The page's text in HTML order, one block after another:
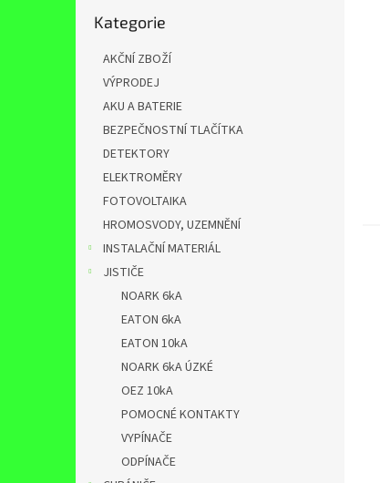
kategorie
Kategorie
AKČNÍ ZBOŽÍ
VÝPRODEJ
AKU A BATERIE
BEZPEČNOSTNÍ TLAČÍTKA
DETEKTORY
ELEKTROMĚRY
FOTOVOLTAIKA
HROMOSVODY, UZEMNĚNÍ
INSTALAČNÍ MATERIÁL
JISTIČE
NOARK 6kA
EATON 6kA
EATON 10kA
NOARK 6kA ÚZKÉ
OEZ 10kA
POMOCNÉ KONTAKTY
VYPÍNAČE
ODPÍNAČE